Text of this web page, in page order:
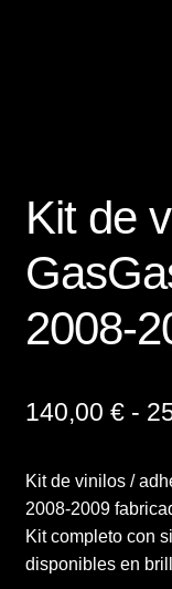
Presupuesto ropa
Productos
Regalos
Ropa
Términos y
Vinilos
Kit de
2008-
140,00 € -
Kit de vinilos /
2008-2009
Kit completo con
disponibles en